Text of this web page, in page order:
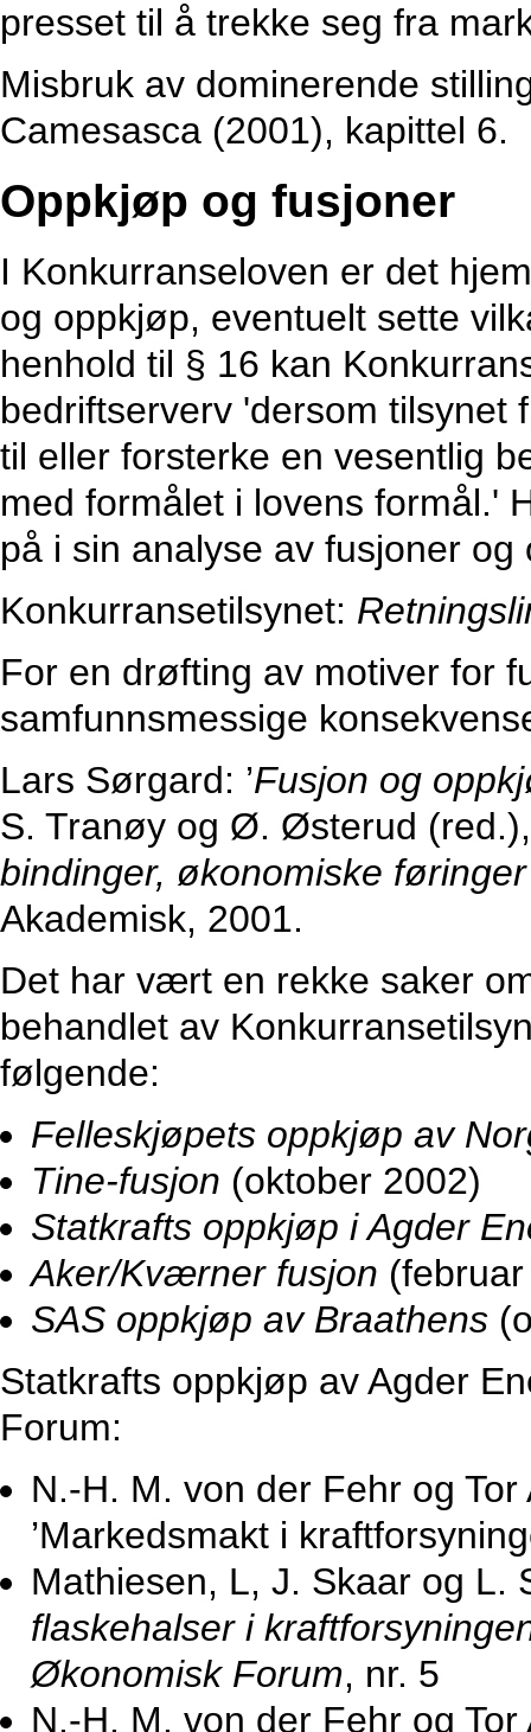
presset til å trekke seg fra
Misbruk av dominerende
Camesasca (2001), kapittel 6.
Oppkjøp og fusjoner
I Konkurranseloven er det
og oppkjøp, eventuelt sette
henhold til § 16 kan
bedriftserverv 'dersom tilsynet
til eller forsterke en vesentlig
med formålet i lovens formål.'
på i sin analyse av fusjoner
Konkurransetilsynet:
For en drøfting av motiver for
samfunnsmessige
Lars Sørgard: ’Fusjon og
S. Tranøy og Ø. Østerud
bindinger, økonomiske
Akademisk, 2001.
Det har vært en rekke saker
behandlet av
følgende:
Felleskjøpets oppkjøp av
Tine-fusjon (oktober 2002)
Statkrafts oppkjøp i Agder
Aker/Kværner fusjon
SAS oppkjøp av Braathens
Statkrafts oppkjøp av Agder
Forum:
N.-H. M. von der Fehr og
’Markedsmakt i
Mathiesen, L, J. Skaar og L.
flaskehalser i
Økonomisk Forum, nr. 5
N.-H. M. von der Fehr og